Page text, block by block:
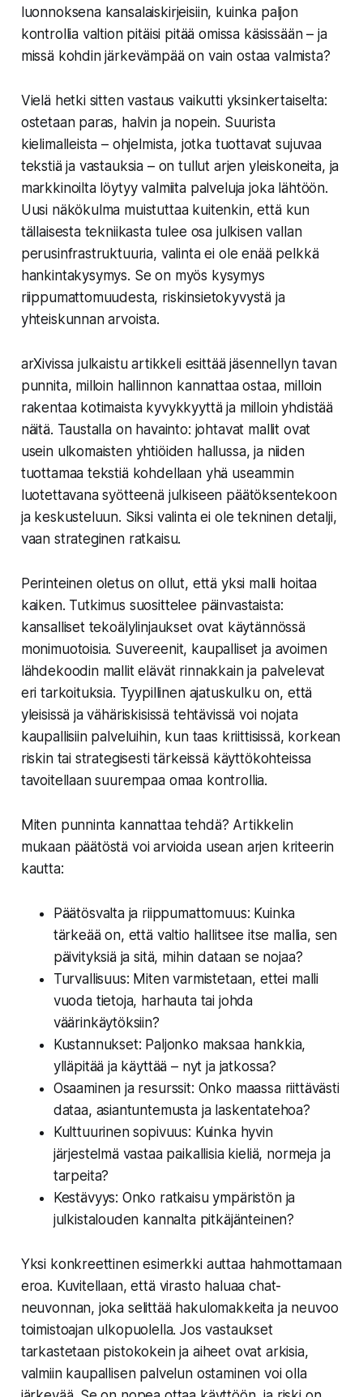
luonnoksena kansalaiskirjeisiin, kuinka paljon
kontrollia valtion pitäisi pitää omissa käsissään – ja
missä kohdin järkevämpää on vain ostaa valmista?
Vielä hetki sitten vastaus vaikutti yksinkertaiselta:
ostetaan paras, halvin ja nopein. Suurista
kielimalleista – ohjelmista, jotka tuottavat sujuvaa
tekstiä ja vastauksia – on tullut arjen yleiskoneita, ja
markkinoilta löytyy valmiita palveluja joka lähtöön.
Uusi näkökulma muistuttaa kuitenkin, että kun
tällaisesta tekniikasta tulee osa julkisen vallan
perusinfrastruktuuria, valinta ei ole enää pelkkä
hankintakysymys. Se on myös kysymys
riippumattomuudesta, riskinsietokyvystä ja
yhteiskunnan arvoista.
arXivissa julkaistu artikkeli esittää jäsennellyn tavan
punnita, milloin hallinnon kannattaa ostaa, milloin
rakentaa kotimaista kyvykkyyttä ja milloin yhdistää
näitä. Taustalla on havainto: johtavat mallit ovat
usein ulkomaisten yhtiöiden hallussa, ja niiden
tuottamaa tekstiä kohdellaan yhä useammin
luotettavana syötteenä julkiseen päätöksentekoon
ja keskusteluun. Siksi valinta ei ole tekninen detalji,
vaan strateginen ratkaisu.
Perinteinen oletus on ollut, että yksi malli hoitaa
kaiken. Tutkimus suosittelee päinvastaista:
kansalliset tekoälylinjaukset ovat käytännössä
monimuotoisia. Suvereenit, kaupalliset ja avoimen
lähdekoodin mallit elävät rinnakkain ja palvelevat
eri tarkoituksia. Tyypillinen ajatuskulku on, että
yleisissä ja vähäriskisissä tehtävissä voi nojata
kaupallisiin palveluihin, kun taas kriittisissä, korkean
riskin tai strategisesti tärkeissä käyttökohteissa
tavoitellaan suurempaa omaa kontrollia.
Miten punninta kannattaa tehdä? Artikkelin
mukaan päätöstä voi arvioida usean arjen kriteerin
kautta:
Päätösvalta ja riippumattomuus: Kuinka
tärkeää on, että valtio hallitsee itse mallia, sen
päivityksiä ja sitä, mihin dataan se nojaa?
Turvallisuus: Miten varmistetaan, ettei malli
vuoda tietoja, harhauta tai johda
väärinkäytöksiin?
Kustannukset: Paljonko maksaa hankkia,
ylläpitää ja käyttää – nyt ja jatkossa?
Osaaminen ja resurssit: Onko maassa riittävästi
dataa, asiantuntemusta ja laskentatehoa?
Kulttuurinen sopivuus: Kuinka hyvin
järjestelmä vastaa paikallisia kieliä, normeja ja
tarpeita?
Kestävyys: Onko ratkaisu ympäristön ja
julkistalouden kannalta pitkäjänteinen?
Yksi konkreettinen esimerkki auttaa hahmottamaan
eroa. Kuvitellaan, että virasto haluaa chat-
neuvonnan, joka selittää hakulomakkeita ja neuvoo
toimistoajan ulkopuolella. Jos vastaukset
tarkastetaan pistokokein ja aiheet ovat arkisia,
valmiin kaupallisen palvelun ostaminen voi olla